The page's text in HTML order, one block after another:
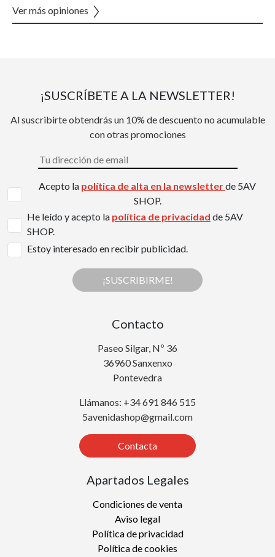
Ver más opiniones
¡SUSCRÍBETE A LA NEWSLETTER!
Al suscribirte obtendrás un 10% de descuento no acumulable
con otras promociones
Acepto la política de alta en la newsletterde 5AV
SHOP.
He leído y acepto la política de privacidad de 5AV
SHOP.
Estoy interesado en recibir publicidad.
¡SUSCRIBIRME!
Contacto
Paseo Silgar, Nº 36
36960 Sanxenxo
Pontevedra
Llámanos: +34 691 846 515
5avenidashop@gmail.com
Contacta
Apartados Legales
Condiciones de venta
Aviso legal
Política de privacidad
Política de cookies